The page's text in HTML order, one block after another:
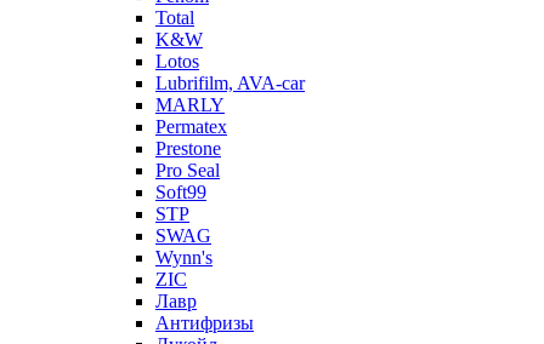
Total
K&W
Lotos
Lubrifilm, AVA-car
MARLY
Permatex
Prestone
Pro Seal
Soft99
STP
SWAG
Wynn's
ZIC
Лавр
Антифризы